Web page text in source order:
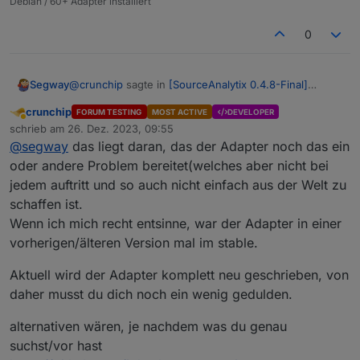
0
Segway@crunchip sagte in [SourceAnalytix 0.4.8-Final]
@willi-wundersagte in
Final] Released !
Über Github hat er den Adapter auch nicht
dann bin ich der Meinung das da mit deinem
Das ist bei mir genauso ! Ist meiner Meinung nach
auch richtig.
Iobroker ist bei mir rein auf Stable eingestellt (auf
meinem Prod. System) und dann ist es mMn nur
logisch dass auch per npm oder Github kein Adapter
der NICHT im stable ist angezeigt wird. Wäre schlimm
wenn es so wäre.
und Github-Link sollte funktionieren, aber das mach
ich nunmal nicht, da auf meinem Prof-System nur
Nicht falsch verstehen, aber ein Adapter der so lange
schon läuft und seit "zig-Monaten" es nicht schafft ins
Abwesend
crunchip FORUM TESTING MOST ACTIVE DEVELOPER
schrieb am 26. Dez. 2023, 09:55
zuletzt editiert von
@segway das liegt daran, das der Adapter noch das ein
oder andere Problem bereitet(welches aber nicht bei
jedem auftritt und so auch nicht einfach aus der Welt zu
schaffen ist.
Wenn ich mich recht entsinne, war der Adapter in einer
vorherigen/älteren Version mal im stable.
Aktuell wird der Adapter komplett neu geschrieben, von
daher musst du dich noch ein wenig gedulden.
alternativen wären, je nachdem was du genau
suchst/vor hast